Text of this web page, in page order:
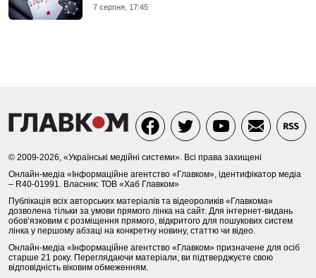
7 серпня, 17:45
© 2009-2026, «Українські медійні системи». Всі права захищені
Онлайн-медіа «Інформаційне агентство «Главком», ідентифікатор медіа
– R40-01991. Власник: ТОВ «Хаб Главком»
Публікація всіх авторських матеріалів та відеороликів «Главкома»
дозволена тільки за умови прямого лінка на сайт. Для інтернет-видань
обов’язковим є розміщення прямого, відкритого для пошукових систем
лінка у першому абзаці на конкретну новину, статтю чи відео.
Онлайн-медіа «Інформаційне агентство «Главком» призначене для осіб
старше 21 року. Переглядаючи матеріали, ви підтверджуєте свою
відповідність віковим обмеженням.